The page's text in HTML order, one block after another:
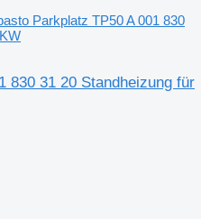
Parkplatz TP50 A 001 830
830 31 20 Standheizung für